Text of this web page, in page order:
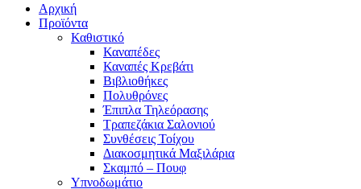
Αρχική
Προϊόντα
Καθιστικό
Καναπέδες
Καναπές Κρεβάτι
Βιβλιοθήκες
Πολυθρόνες
Έπιπλα Τηλεόρασης
Τραπεζάκια Σαλονιού
Συνθέσεις Τοίχου
Διακοσμητικά Μαξιλάρια
Σκαμπό – Πουφ
Υπνοδωμάτιο